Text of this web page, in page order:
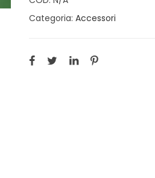
Categoria: Accessori